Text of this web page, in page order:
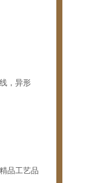
，异形
品工艺品